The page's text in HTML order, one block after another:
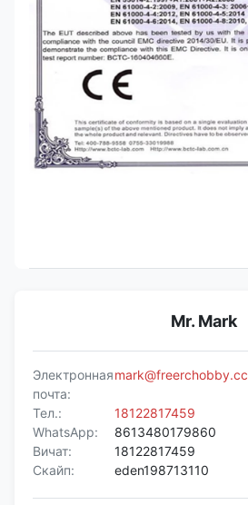
Mr. Mark
Электронная
почта:
mark@freerchobby.cc
Тел.:
18122817459
WhatsApp:
8613480179860
Вичат:
18122817459
Скайп:
eden198713110